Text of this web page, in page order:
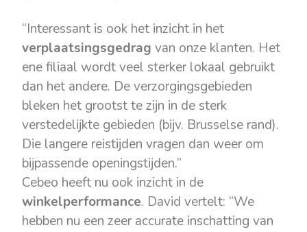
“Interessant is ook het inzicht in het
verplaatsingsgedrag van onze klanten. Het
ene filiaal wordt veel sterker lokaal gebruikt
dan het andere. De verzorgingsgebieden
bleken het grootst te zijn in de sterk
verstedelijkte gebieden (bijv. Brusselse rand).
Die langere reistijden vragen dan weer om
bijpassende openingstijden.”
Cebeo heeft nu ook inzicht in de
winkelperformance. David vertelt: “We
hebben nu een zeer accurate inschatting van